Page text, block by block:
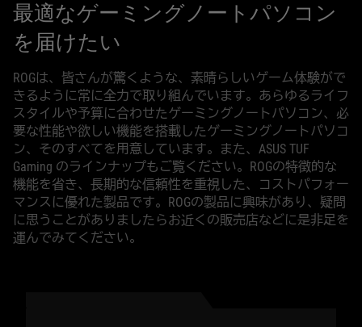
最適なゲーミングノートパソコン
を届けたい
ROGは、皆さんが驚くような、素晴らしいゲーム体験がで
きるように常に全力で取り組んでいます。あらゆるライフ
スタイルや予算に合わせたゲーミングノートパソコン、必
要な性能や欲しい機能を搭載したゲーミングノートパソコ
ン、そのすべてを用意しています。また、ASUS TUF
Gaming のラインナップもご覧ください。ROGの特徴的な
機能を省き、長期的な信頼性を重視した、コストパフォー
マンスに優れた製品です。ROGの製品に興味があり、疑問
に思うことがありましたらお近くの販売店などに是非足を
運んでみてください。